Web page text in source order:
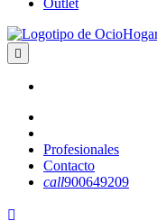

Profesionales
Contacto
call900649209
